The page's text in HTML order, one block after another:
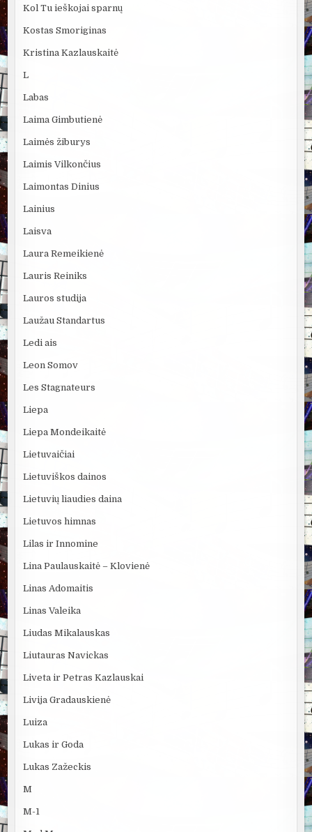
Kol Tu ieškojai sparnų
Kostas Smoriginas
Kristina Kazlauskaitė
L
Labas
Laima Gimbutienė
Laimės žiburys
Laimis Vilkončius
Laimontas Dinius
Lainius
Laisva
Laura Remeikienė
Lauris Reiniks
Lauros studija
Laužau Standartus
Ledi ais
Leon Somov
Les Stagnateurs
Liepa
Liepa Mondeikaitė
Lietuvaičiai
Lietuviškos dainos
Lietuvių liaudies daina
Lietuvos himnas
Lilas ir Innomine
Lina Paulauskaitė – Klovienė
Linas Adomaitis
Linas Valeika
Liudas Mikalauskas
Liutauras Navickas
Liveta ir Petras Kazlauskai
Livija Gradauskienė
Luiza
Lukas ir Goda
Lukas Zažeckis
M
M-1